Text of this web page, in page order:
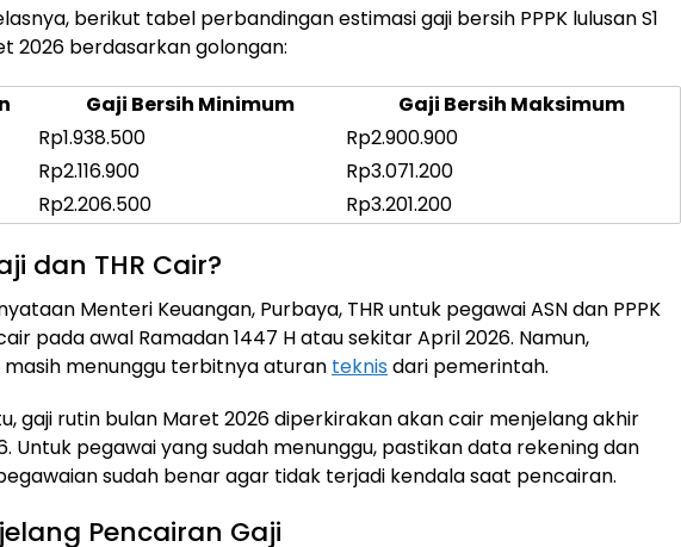
berikut tabel perbandingan estimasi gaji bersih PPPK lulusan S1
2026 berdasarkan golongan:
Gaji Bersih Minimum
Gaji Bersih Maksimum
Rp1.938.500
Rp2.900.900
Rp2.116.900
Rp3.071.200
Rp2.206.500 Rp3.201.200
dan THR Cair?
Menteri Keuangan, Purbaya, THR untuk pegawai ASN dan PPPK
pada awal Ramadan 1447 H atau sekitar April 2026. Namun,
masih menunggu terbitnya aturan teknis dari pemerintah.
gaji rutin bulan Maret 2026 diperkirakan akan cair menjelang akhir
Untuk pegawai yang sudah menunggu, pastikan data rekening dan
sudah benar agar tidak terjadi kendala saat pencairan.
Pencairan Gaji